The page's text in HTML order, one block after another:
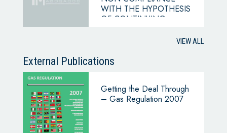
WITH THE HYPOTHESIS
OF CONTINUING
VIEW ALL
External Publications
Getting the Deal Through
– Gas Regulation 2007